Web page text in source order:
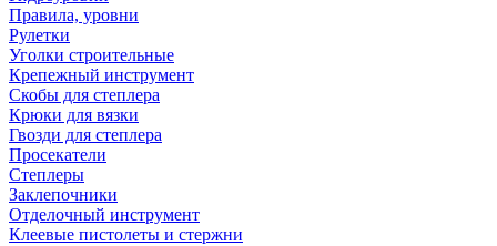
Правила, уровни
Рулетки
Уголки строительные
Крепежный инструмент
Скобы для степлера
Крюки для вязки
Гвозди для степлера
Просекатели
Степлеры
Заклепочники
Отделочный инструмент
Клеевые пистолеты и стержни